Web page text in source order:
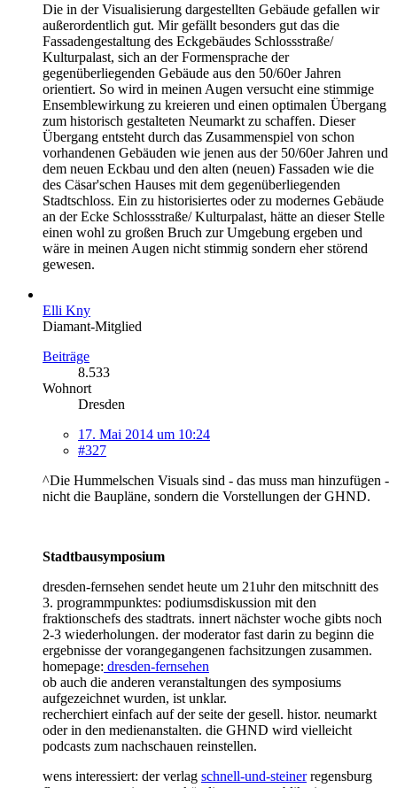
Die in der Visualisierung dargestellten Gebäude gefallen wir
außerordentlich gut. Mir gefällt besonders gut das die
Fassadengestaltung des Eckgebäudes Schlossstraße/
Kulturpalast, sich an der Formensprache der
gegenüberliegenden Gebäude aus den 50/60er Jahren
orientiert. So wird in meinen Augen versucht eine stimmige
Ensemblewirkung zu kreieren und einen optimalen Übergang
zum historisch gestalteten Neumarkt zu schaffen. Dieser
Übergang entsteht durch das Zusammenspiel von schon
vorhandenen Gebäuden wie jenen aus der 50/60er Jahren und
dem neuen Eckbau und den alten (neuen) Fassaden wie die
des Cäsar'schen Hauses mit dem gegenüberliegenden
Stadtschloss. Ein zu historisiertes oder zu modernes Gebäude
an der Ecke Schlossstraße/ Kulturpalast, hätte an dieser Stelle
einen wohl zu großen Bruch zur Umgebung ergeben und
wäre in meinen Augen nicht stimmig sondern eher störend
gewesen.
Elli Kny
Diamant-Mitglied
Beiträge
8.533
Wohnort
Dresden
17. Mai 2014 um 10:24
#327
^Die Hummelschen Visuals sind - das muss man hinzufügen -
nicht die Baupläne, sondern die Vorstellungen der GHND.
Stadtbausymposium
dresden-fernsehen sendet heute um 21uhr den mitschnitt des
3. programmpunktes: podiumsdiskussion mit den
fraktionschefs des stadtrats. innert nächster woche gibts noch
2-3 wiederholungen. der moderator fast darin zu beginn die
ergebnisse der vorangegangenen fachsitzungen zusammen.
homepage: dresden-fernsehen
ob auch die anderen veranstaltungen des symposiums
aufgezeichnet wurden, ist unklar.
recherchiert einfach auf der seite der gesell. histor. neumarkt
oder in den medienanstalten. die GHND wird vielleicht
podcasts zum nachschauen reinstellen.
wens interessiert: der verlag schnell-und-steinerregensburg